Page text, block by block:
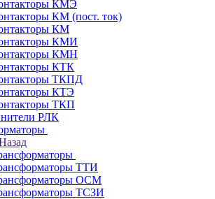
КМЭ
КМ (пост. ток)
КМ
КМИ
КМН
КТК
ТКПД
КТЭ
ТКП
РЛК
ТТИ
ОСМ
ТСЗИ